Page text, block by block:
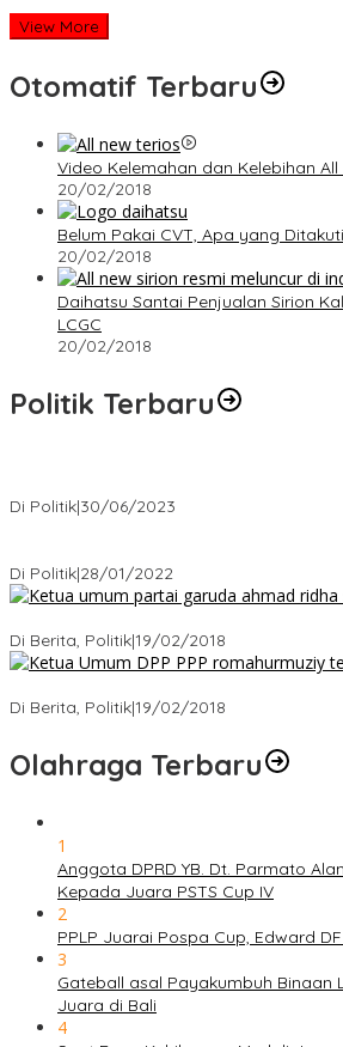
View More
Otomatif Terbaru
Video Kelemahan dan Kelebihan All
20/02/2018
Belum Pakai CVT, Apa yang
20/02/2018
Daihatsu Santai Penjualan Sirion
LCGC
20/02/2018
Politik Terbaru
Di Politik|30/06/2023
Di Politik|28/01/2022
Di Berita, Politik|19/02/2018
Di Berita, Politik|19/02/2018
Olahraga Terbaru
1
Anggota DPRD YB. Dt. Parmato
Kepada Juara PSTS Cup IV
2
PPLP Juarai Pospa Cup, Edward
3
Gateball asal Payakumbuh Binaan
Juara di Bali
4